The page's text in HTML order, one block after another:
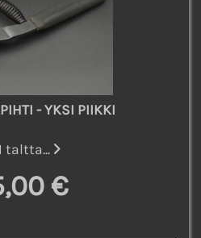
- YKSI PIIKKI
taltta...
€